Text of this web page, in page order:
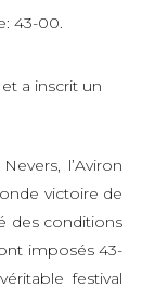
43-00.
a inscrit un
l’Aviron
victoire de
des conditions
imposés 43-
festival